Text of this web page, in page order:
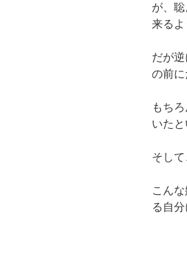
が、
来るよ
だが
の前に
もち
いたと
そして
こん
る自分